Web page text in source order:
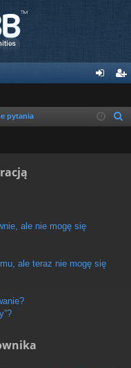
og ej
pytania
ale nie mogę się
ale teraz nie mogę się